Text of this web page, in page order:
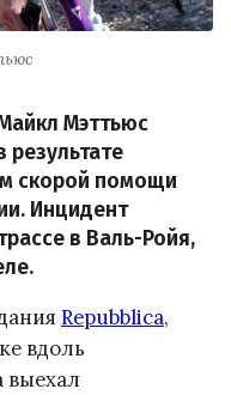
Мэттьюс
результате
скорой помощи
Инцидент
в Валь-Ройя,
Repubblica,
вдоль
выехал